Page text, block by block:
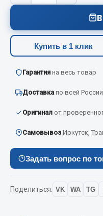
Смазочные
Масла
Охладжающие жидкости
МЕТИЗЫ
Купить в 1 клик
Гарантия на весь товар
Доставкапо всей России
Оригинал от
Самовывоз Иркутск,
Задать вопрос по
Поделиться: VK WA TG